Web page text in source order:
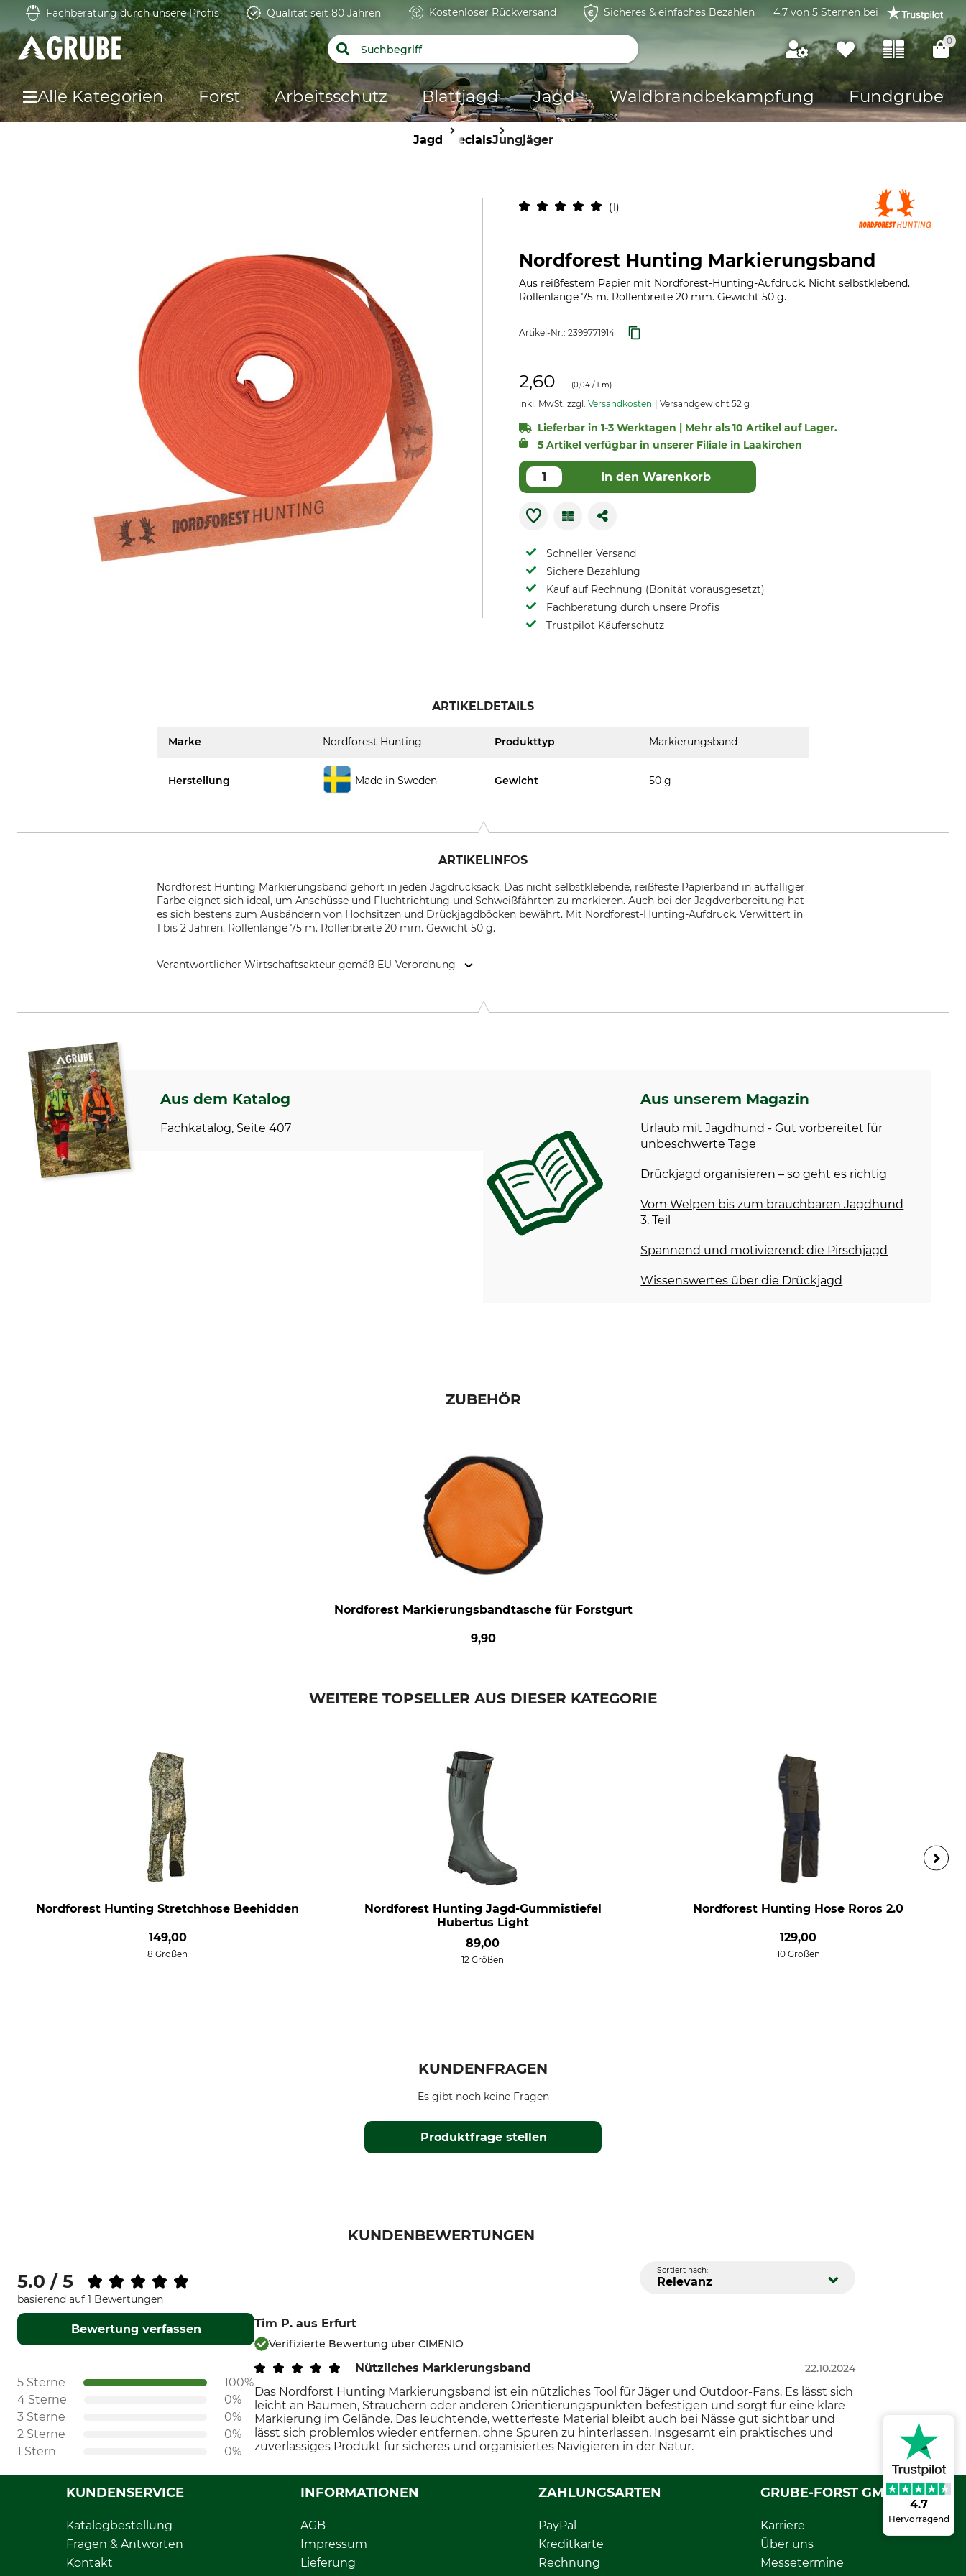
4.7
Hervorragend
Fachberatung durch unsere Profis Qualität seit 80 Jahren Kostenloser Rückversand Sicheres & einfaches Bezahlen 4.7 von 5 Sternen bei
0
Alle Kategorien Forst Arbeitsschutz Blattjagd Jagd Waldbrandbekämpfung Fundgrube
Jagd SpecialsJungjäger
1
Nordforest Hunting Markierungsband
Aus reißfestem Papier mit Nordforest-Hunting-Aufdruck. Nicht selbstklebend.
Rollenlänge 75 m. Rollenbreite 20 mm. Gewicht 50 g.
Artikel-Nr.: 2399771914
2,60 (0,04 / 1 m)
inkl. MwSt. zzgl. Versandkosten Versandgewicht 52 g
Lieferbar in 1-3 Werktagen | Mehr als 10 Artikel auf Lager.
5 Artikel verfügbar in unserer Filiale in Laakirchen
In den Warenkorb
Schneller Versand
Sichere Bezahlung
Kauf auf Rechnung (Bonität vorausgesetzt)
Fachberatung durch unsere Profis
Trustpilot Käuferschutz
ARTIKELDETAILS
Marke Nordforest Hunting Produkttyp Markierungsband
Herstellung Made in Sweden Gewicht 50 g
ARTIKELINFOS
Nordforest Hunting Markierungsband gehört in jeden Jagdrucksack. Das nicht selbstklebende, reißfeste Papierband in auffälliger
Farbe eignet sich ideal, um Anschüsse und Fluchtrichtung und Schweißfährten zu markieren. Auch bei der Jagdvorbereitung hat
es sich bestens zum Ausbändern von Hochsitzen und Drückjagdböcken bewährt. Mit Nordforest-Hunting-Aufdruck. Verwittert in
1 bis 2 Jahren. Rollenlänge 75 m. Rollenbreite 20 mm. Gewicht 50 g.
Verantwortlicher Wirtschaftsakteur gemäß EU-Verordnung
Aus dem Katalog
Fachkatalog, Seite 407
Aus unserem Magazin
Urlaub mit Jagdhund - Gut vorbereitet für
unbeschwerte Tage
Drückjagd organisieren – so geht es richtig
Vom Welpen bis zum brauchbaren Jagdhund
3. Teil
Spannend und motivierend: die Pirschjagd
Wissenswertes über die Drückjagd
ZUBEHÖR
Nordforest Markierungsbandtasche für Forstgurt
9,90
WEITERE TOPSELLER AUS DIESER KATEGORIE
Nordforest Hunting Stretchhose Beehidden
149,00
8 Größen
Nordforest Hunting Jagd-Gummistiefel
Hubertus Light
89,00
12 Größen
Nordforest Hunting Hose Roros 2.0
129,00
10 Größen
KUNDENFRAGEN
Produktfrage stellen
Es gibt noch keine Fragen
KUNDENBEWERTUNGEN
5.0 / 5
basierend auf 1 Bewertungen
Bewertung verfassen
5 Sterne
100%
4 Sterne
0%
3 Sterne
0%
2 Sterne
0%
1 Stern
0%
Sortiert nach:
Relevanz
Tim P. aus Erfurt
Verifizierte Bewertung über CIMENIO
Nützliches Markierungsband 22.10.2024
Das Nordforst Hunting Markierungsband ist ein nützliches Tool für Jäger und Outdoor-Fans. Es lässt sich
leicht an Bäumen, Sträuchern oder anderen Orientierungspunkten befestigen und sorgt für eine klare
Markierung im Gelände. Das leuchtende, wetterfeste Material bleibt auch bei Nässe gut sichtbar und
lässt sich problemlos wieder entfernen, ohne Spuren zu hinterlassen. Insgesamt ein praktisches und
zuverlässiges Produkt für sicheres und organisiertes Navigieren in der Natur.
KUNDENSERVICE
Katalogbestellung
Fragen & Antworten
Kontakt
INFORMATIONEN
AGB
Impressum
Lieferung
ZAHLUNGSARTEN
PayPal
Kreditkarte
Rechnung
GRUBE-FORST GMBH
Karriere
Über uns
Messetermine